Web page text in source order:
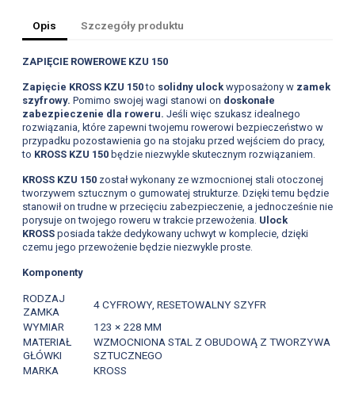
Opis Szczegóły produktu
ZAPIĘCIE ROWEROWE KZU 150
Zapięcie KROSS KZU 150to solidny ulock wyposażony w zamek
szyfrowy. Pomimo swojej wagi stanowi on doskonałe
zabezpieczenie dla roweru. Jeśli więc szukasz idealnego
rozwiązania, które zapewni twojemu rowerowi bezpieczeństwo w
przypadku pozostawienia go na stojaku przed wejściem do pracy,
to KROSS KZU 150 będzie niezwykle skutecznym rozwiązaniem.
KROSS KZU 150 został wykonany ze wzmocnionej stali otoczonej
tworzywem sztucznym o gumowatej strukturze. Dzięki temu będzie
stanowił on trudne w przecięciu zabezpieczenie, a jednocześnie nie
porysuje on twojego roweru w trakcie przewożenia. Ulock
KROSS posiada także dedykowany uchwyt w komplecie, dzięki
czemu jego przewożenie będzie niezwykle proste.
Komponenty
RODZAJ
ZAMKA
4 CYFROWY, RESETOWALNY SZYFR
WYMIAR
123 × 228 MM
MATERIAŁ
GŁÓWKI
WZMOCNIONA STAL Z OBUDOWĄ Z TWORZYWA
SZTUCZNEGO
MARKA
KROSS